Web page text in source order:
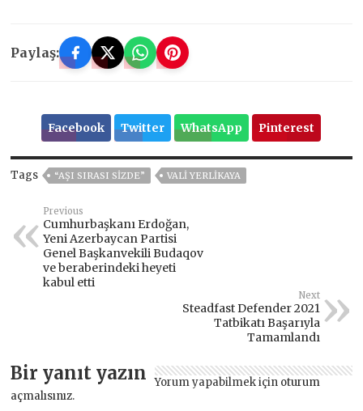
Paylaş:
Facebook Twitter WhatsApp Pinterest
Tags “AŞI SIRASI SIZDE” VALİ YERLİKAYA
Previous
Cumhurbaşkanı Erdoğan,
Yeni Azerbaycan Partisi
Genel Başkanvekili Budaqov
ve beraberindeki heyeti
kabul etti
Next
Steadfast Defender 2021
Tatbikatı Başarıyla
Tamamlandı
Bir yanıt yazın Yorum yapabilmek için oturum
açmalısınız.